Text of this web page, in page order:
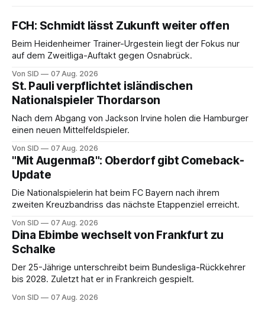
FCH: Schmidt lässt Zukunft weiter offen
Beim Heidenheimer Trainer-Urgestein liegt der Fokus nur
auf dem Zweitliga-Auftakt gegen Osnabrück.
Von SID 07 Aug. 2026
St. Pauli verpflichtet isländischen
Nationalspieler Thordarson
Nach dem Abgang von Jackson Irvine holen die Hamburger
einen neuen Mittelfeldspieler.
Von SID 07 Aug. 2026
"Mit Augenmaß": Oberdorf gibt Comeback-
Update
Die Nationalspielerin hat beim FC Bayern nach ihrem
zweiten Kreuzbandriss das nächste Etappenziel erreicht.
Von SID 07 Aug. 2026
Dina Ebimbe wechselt von Frankfurt zu
Schalke
Der 25-Jährige unterschreibt beim Bundesliga-Rückkehrer
bis 2028. Zuletzt hat er in Frankreich gespielt.
Von SID 07 Aug. 2026